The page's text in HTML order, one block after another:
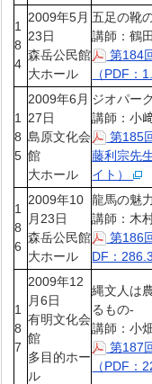
1
8
4
2009年5月
23日
森岳公民館
大ホール
五足の靴
講師：鶴
第184
（PDF：
1
8
5
2009年6月
27日
島原文化会
館
大ホール
ジオパー
講師：小
第185
藤利宗先
イト）
1
8
6
2009年10
月23日
森岳公民館
大ホール
龍馬の魅
講師：木
第186
DF：
1
8
7
2009年12
月6日
有明文化会
館
多目的ホー
ル
縄文人は
るもの-
講師：小
第187
（PDF：